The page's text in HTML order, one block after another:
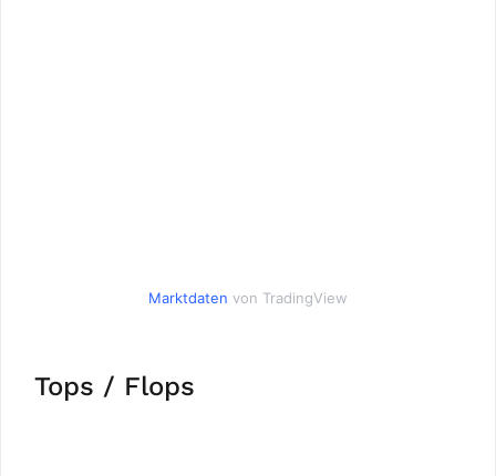
Marktdaten von TradingView
Tops / Flops